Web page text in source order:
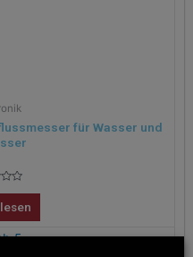
für Wasser und